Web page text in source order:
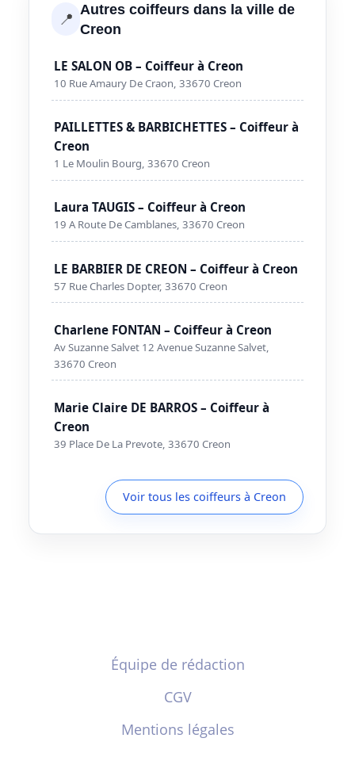
📍 Autres coiffeurs dans la ville de
Creon
LE SALON OB – Coiffeur à Creon
10 Rue Amaury De Craon, 33670 Creon
PAILLETTES & BARBICHETTES – Coiffeur à
Creon
1 Le Moulin Bourg, 33670 Creon
Laura TAUGIS – Coiffeur à Creon
19 A Route De Camblanes, 33670 Creon
LE BARBIER DE CREON – Coiffeur à Creon
57 Rue Charles Dopter, 33670 Creon
Charlene FONTAN – Coiffeur à Creon
Av Suzanne Salvet 12 Avenue Suzanne Salvet,
33670 Creon
Marie Claire DE BARROS – Coiffeur à
Creon
39 Place De La Prevote, 33670 Creon
Voir tous les coiffeurs à Creon
Équipe de rédaction
CGV
Mentions légales